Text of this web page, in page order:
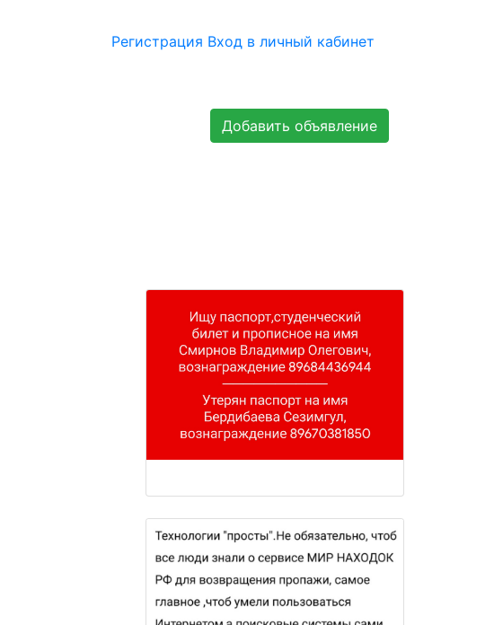
Регистрация Вход в личный кабинет
Добавить объявление